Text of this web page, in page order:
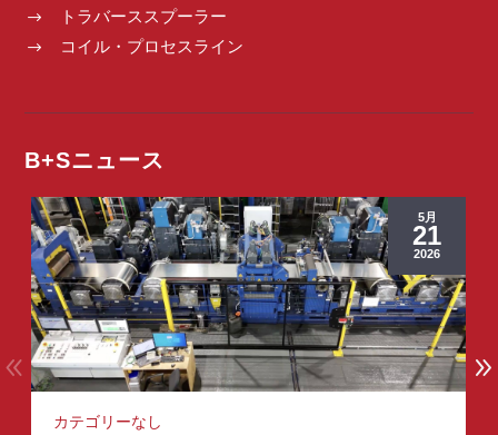
$ トラバーススプーラー
$ コイル・プロセスライン
B+Sニュース
5月
21
2026
カテゴリーなし